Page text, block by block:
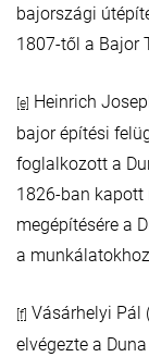
bajországi
1807-től a Bajor
[e]
Heinrich
bajor építési
foglalkozott a
1826-ban kapott
megépítésére a
a
[f] Vásárhelyi Pál
elvégezte a